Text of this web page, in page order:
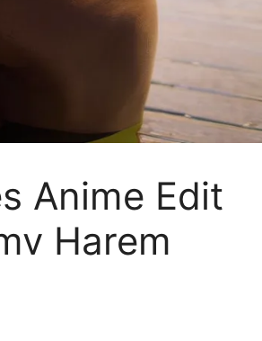
Anime Edit
Harem